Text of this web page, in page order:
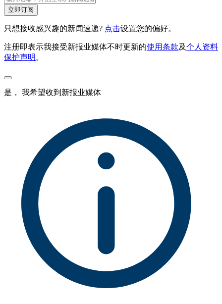
立即订阅
只想接收感兴趣的新闻速递? 点击设置您的偏好。
注册即表示我接受新报业媒体不时更新的使用条款及个人资料
保护声明 。
是， 我希望收到新报业媒体